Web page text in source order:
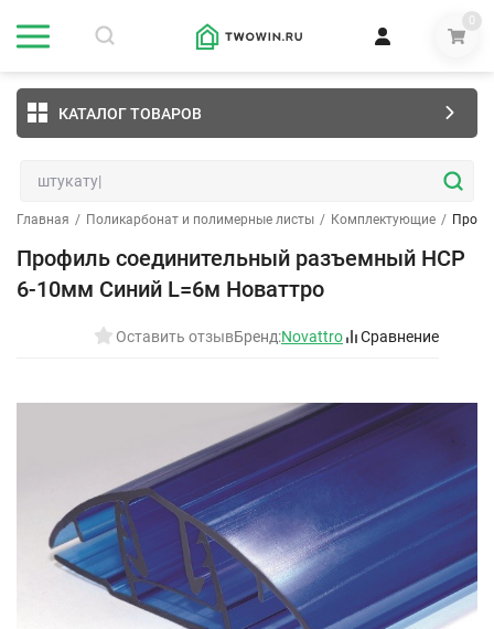
0
КАТАЛОГ ТОВАРОВ
Главная / Поликарбонат и полимерные листы / Комплектующие /
Профиль соединительный разъемный НCР
6-10мм Синий L=6м Новаттро
Оставить отзывБренд:Novattro Сравнение